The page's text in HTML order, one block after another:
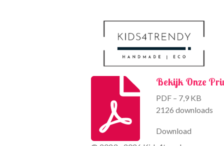
Bekijk Onze
PDF – 7,9 KB
2126 downloads
Download